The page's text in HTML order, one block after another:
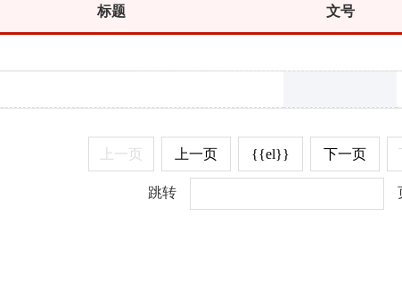
标题 文号
上一页 上一页 {{el}} 下一页
跳转